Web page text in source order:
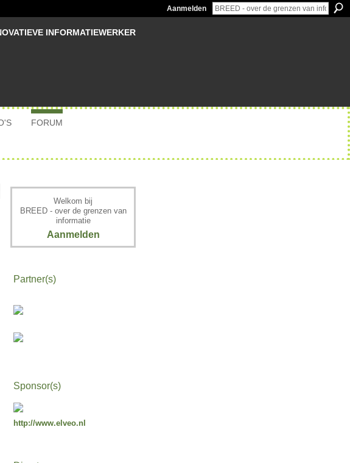
Aanmelden
INFORMATIEWERKER
FORUM
Welkom bij
BREED - over de grenzen van
informatie
Aanmelden
Partner(s)
Sponsor(s)
http://www.elveo.nl